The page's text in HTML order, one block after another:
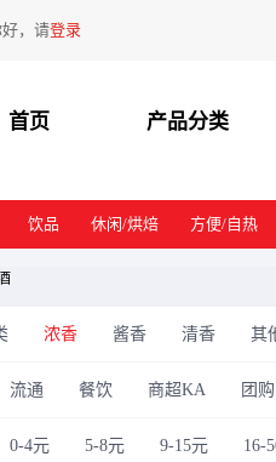
，请登录
首页 产品分类
饮品 休闲/烘焙 方便/自热
浓香 酱香 清香 其
流通 餐饮 商超KA 团购
0-4元 5-8元 9-15元 16-